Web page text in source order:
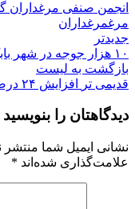
انجمن صنفی مرغداران
مرغمرغداران
جدیدتر
۱۰ هزار جوجه در شهر بابک تلف شد
بازگشت به لیست
قدیمی تر
افزایش ۲۴ درصدی جوجه ریزی در مرغداری ها
دیدگاهتان را بنویسید
نشانی ایمیل شما منتشر
علامت‌گذاری شده‌اند *